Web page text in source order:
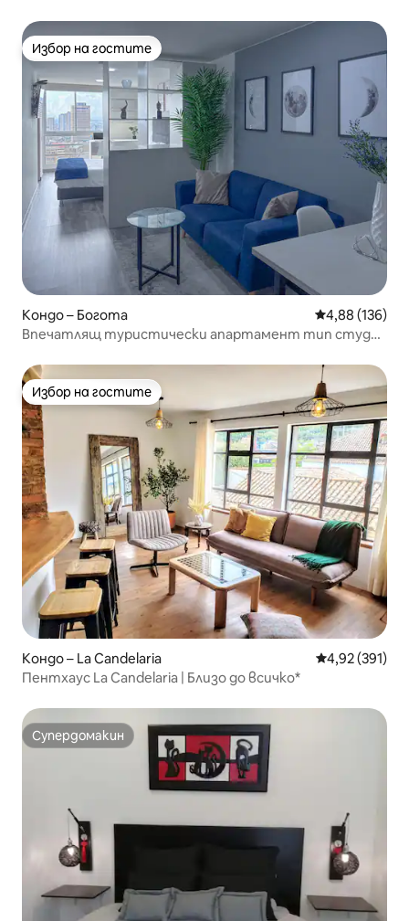
Избор на гостите
Избор на гостите
Кондо – Богота Средна
4,88 (136)
Впечатлящ туристически апартамент тип студио
Избор на гостите
Избор на гостите
Кондо – La Candelaria Средна
4,92 (391)
Пентхаус La Candelaria | Близо до всичко*
Супердомакин
Супердомакин